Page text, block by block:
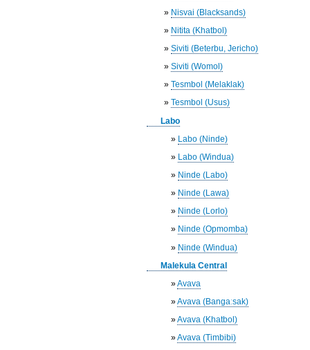
» Nisvai (Blacksands)
» Nitita (Khatbol)
»Siviti (Beterbu, Jericho)
»Siviti (Womol)
»Tesmbol (Melaklak)
»Tesmbol (Usus)
Labo
» Labo (Ninde)
» Labo (Windua)
» Ninde (Labo)
» Ninde (Lawa)
» Ninde (Lorlo)
» Ninde (Opmomba)
» Ninde (Windua)
Malekula Central
»Avava
»Avava (Bangaːsak)
»Avava (Khatbol)
»Avava (Timbibi)